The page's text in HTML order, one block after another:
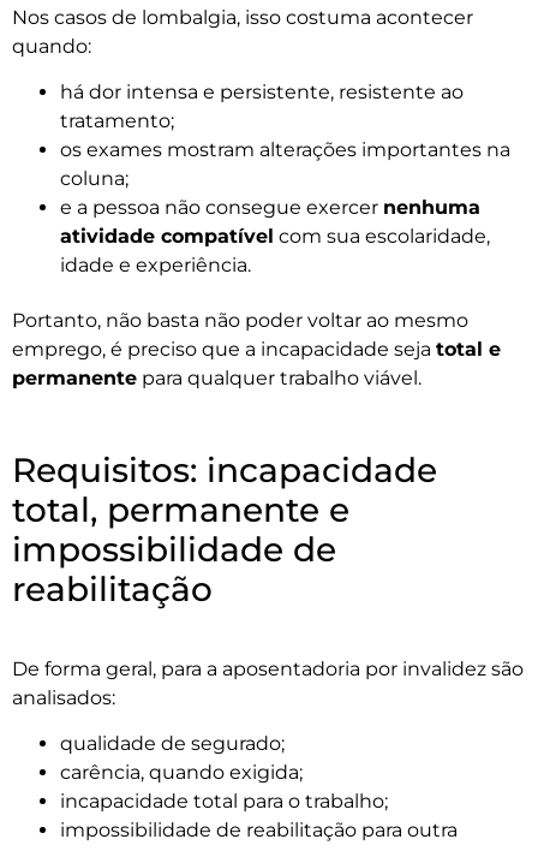
Nos casos de lombalgia, isso costuma acontecer
quando:
há dor intensa e persistente, resistente ao
tratamento;
os exames mostram alterações importantes na
coluna;
e a pessoa não consegue exercer nenhuma
atividade compatível com sua escolaridade,
idade e experiência.
Portanto, não basta não poder voltar ao mesmo
emprego, é preciso que a incapacidade seja total e
permanente para qualquer trabalho viável.
Requisitos: incapacidade
total, permanente e
impossibilidade de
reabilitação
De forma geral, para a aposentadoria por invalidez são
analisados:
qualidade de segurado;
carência, quando exigida;
incapacidade total para o trabalho;
impossibilidade de reabilitação para outra